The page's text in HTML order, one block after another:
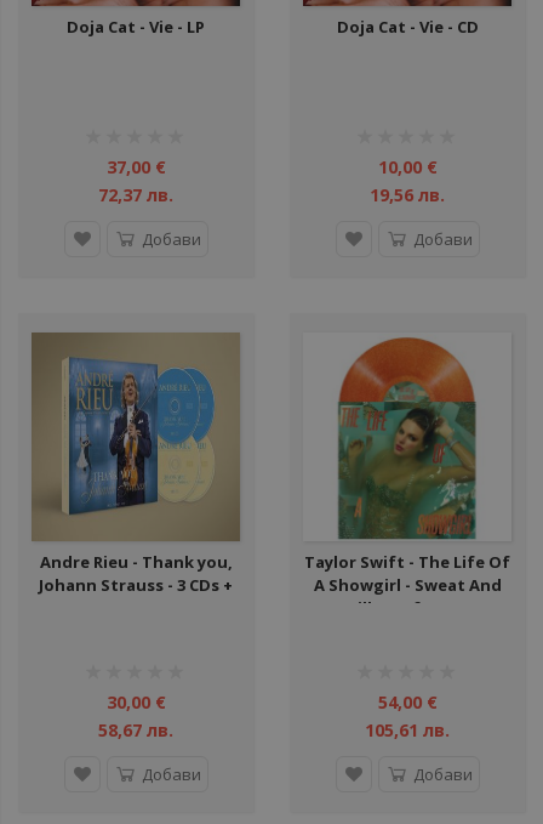
Doja Cat - Vie - LP
37,00 €
72,37 лв.
Добави
Doja Cat - Vie - CD
10,00 €
19,56 лв.
Добави
Andre Rieu - Thank you,
Johann Strauss - 3 CDs +
30,00 €
58,67 лв.
Добави
Taylor Swift - The Life Of
A Showgirl - Sweat And
Vanilla Perfume - LP
54,00 €
105,61 лв.
Добави